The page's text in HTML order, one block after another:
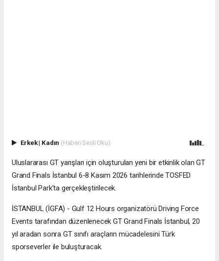
Erkek| Kadın (Haberi Sesli Oku)
Uluslararası GT yarışları için oluşturulan yeni bir etkinlik olan GT
Grand Finals İstanbul 6-8 Kasım 2026 tarihlerinde TOSFED
İstanbul Park’ta gerçekleştirilecek.
İSTANBUL (İGFA) - Gulf 12 Hours organizatörü Driving Force
Events tarafından düzenlenecek GT Grand Finals İstanbul, 20
yıl aradan sonra GT sınıfı araçların mücadelesini Türk
sporseverler ile buluşturacak.